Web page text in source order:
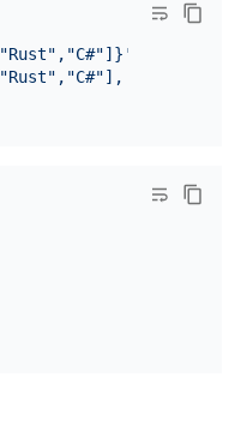
"arch":